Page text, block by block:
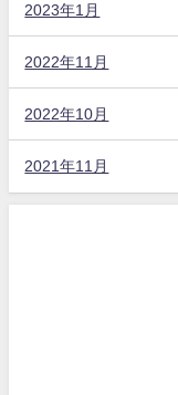
2023年1月
2022年11月
2022年10月
2021年11月